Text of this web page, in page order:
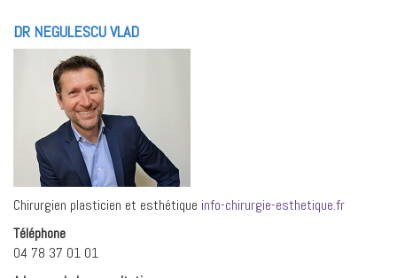
DR NEGULESCU VLAD
Chirurgien plasticien et esthétique info-chirurgie-esthetique.fr
Téléphone
04 78 37 01 01